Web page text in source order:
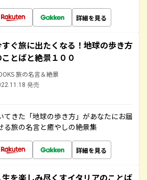
詳細を見る
ぐ旅に出たくなる！地球の歩き方
ことばと絶景１００
旅の名言＆絶景
発売
てきた「地球の歩き方」があなたにお届
る旅の名言と癒やしの絶景集
詳細を見る
を楽しみ尽くすイタリアのことば